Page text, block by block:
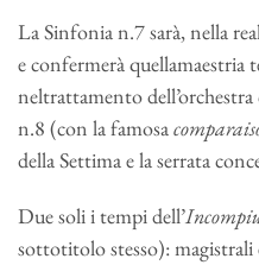
La Sinfonia n.7 sarà, nella
e confermerà quellamaestria
neltrattamento
n.8 (con la famosa
della Settima e la serrata
Due soli i tempi dell’
sottotitolo stesso):